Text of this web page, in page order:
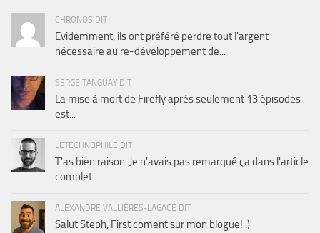
CHRONOS DIT
Evidemment, ils ont préféré perdre tout l'argent
nécessaire au re-développement de...
SERGE TANGUAY DIT
La mise à mort de Firefly après seulement 13 épisodes
est...
LETECHNOPHILE DIT
T'as bien raison. Je n'avais pas remarqué ça dans l'article
complet.
ALEXANDRE VALLIÈRES-LAGACÉ DIT
Salut Steph, First coment sur mon blogue! :)